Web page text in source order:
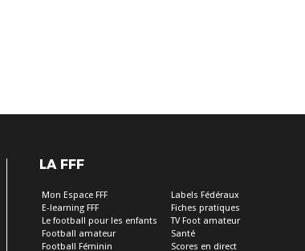
LA FFF
Mon Espace FFF
E-learning FFF
Le football pour les enfants
Football amateur
Football Féminin
Labels Fédéraux
Fiches pratiques
TV Foot amateur
Santé
Scores en direct